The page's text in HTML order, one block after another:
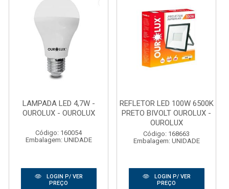
LAMPADA LED 4,7W -
OUROLUX - OUROLUX
Código: 160054
Embalagem: UNIDADE
LOGIN P/ VER
PREÇO
REFLETOR LED 100W 6500K
PRETO BIVOLT OUROLUX -
OUROLUX
Código: 168663
Embalagem: UNIDADE
LOGIN P/ VER
PREÇO